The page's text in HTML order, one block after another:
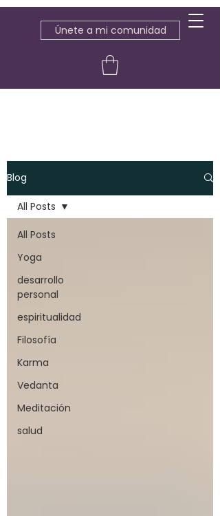
Únete a mi comunidad
Blog
All Posts
Yoga
desarrollo
personal
espiritualidad
Filosofía
Karma
Vedanta
Meditación
salud
All Posts